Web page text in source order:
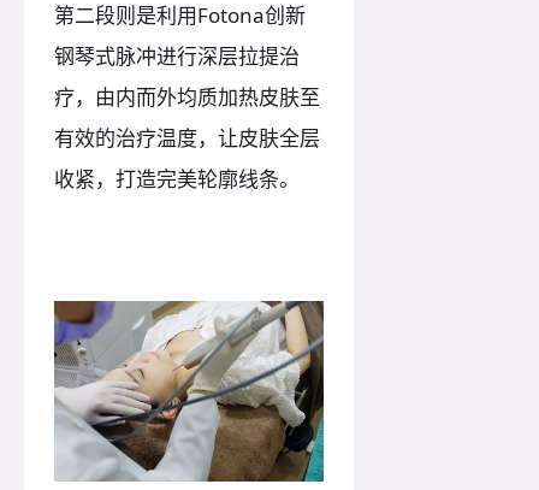
第二段则是利用Fotona创新
钢琴式脉冲进行深层拉提治
疗，由内而外均质加热皮肤至
有效的治疗温度，让皮肤全层
收紧，打造完美轮廓线条。